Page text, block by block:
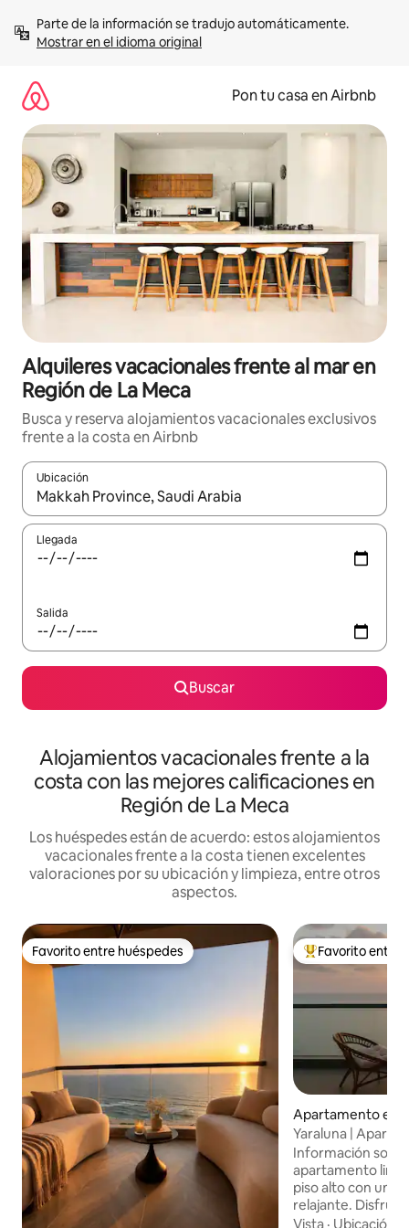
contenidoMostrar en el idioma original
Pon tu casa en Airbnb
Alquileres vacacionales frente al mar en
Región de La Meca
Busca y reserva alojamientos vacacionales exclusivos
frente a la costa en Airbnb
Ubicación
Cuando los resultados estén disponibles, navega con las
Llegada
Salida
Buscar
Alojamientos vacacionales frente a la
costa con las mejores calificaciones en
Región de La Meca
Los huéspedes están de acuerdo: estos alojamientos
vacacionales frente a la costa tienen excelentes
valoraciones por su ubicación y limpieza, entre otros
aspectos.
Favorito entre huéspedes
Favorito entre huéspedes Favorito entre
Favorito entre
Apartamento en
Yaraluna |
rojo en el piso 25
Información sobre
apartamento
piso alto con un
relajante.
luz natural y un
Vista · Ubicación